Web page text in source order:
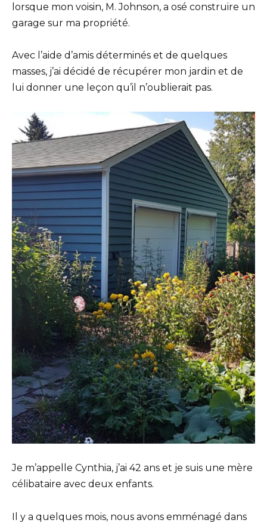
lorsque mon voisin, M. Johnson, a osé construire un
garage sur ma propriété.
Avec l’aide d’amis déterminés et de quelques
masses, j’ai décidé de récupérer mon jardin et de
lui donner une leçon qu’il n’oublierait pas.
Je m’appelle Cynthia, j’ai 42 ans et je suis une mère
célibataire avec deux enfants.
Il y a quelques mois, nous avons emménagé dans